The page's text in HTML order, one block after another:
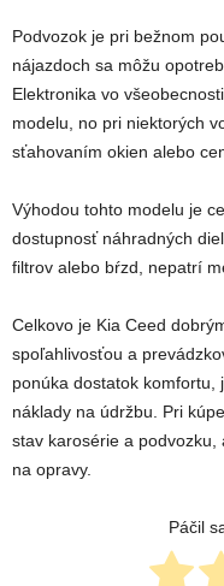
Podvozok je pri bežnom
nájazdoch sa môžu
Elektronika vo
modelu, no pri niektorých
sťahovaním okien alebo
Výhodou tohto modelu je
dostupnosť náhradných
filtrov alebo bŕzd, nepatrí
Celkovo je Kia Ceed
spoľahlivosťou a
ponúka dostatok
náklady na údržbu. Pri
stav karosérie a podvozku,
na opravy.
Páčil